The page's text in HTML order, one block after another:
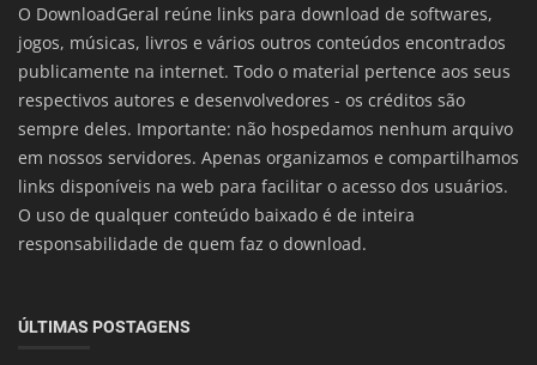
O DownloadGeral reúne links para download de softwares,
jogos, músicas, livros e vários outros conteúdos encontrados
publicamente na internet. Todo o material pertence aos seus
respectivos autores e desenvolvedores - os créditos são
sempre deles. Importante: não hospedamos nenhum arquivo
em nossos servidores. Apenas organizamos e compartilhamos
links disponíveis na web para facilitar o acesso dos usuários.
O uso de qualquer conteúdo baixado é de inteira
responsabilidade de quem faz o download.
ÚLTIMAS POSTAGENS